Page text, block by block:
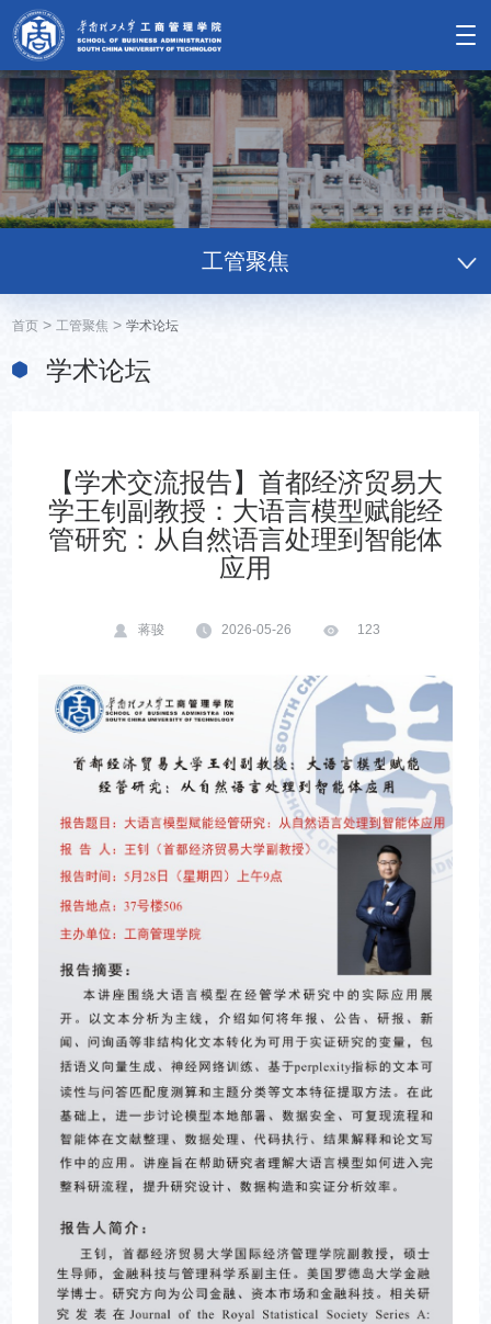
工管聚焦
首页 > 工管聚焦 >学术论坛
学术论坛
【学术交流报告】首都经济贸易大
学王钊副教授：大语言模型赋能经
管研究：从自然语言处理到智能体
应用
蒋骏 2026-05-26 123